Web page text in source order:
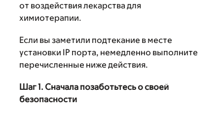
от воздействия лекарства для
химиотерапии.
Если вы заметили подтекание в месте
установки IP порта, немедленно выполните
перечисленные ниже действия.
Шаг 1. Сначала позаботьтесь о своей
безопасности